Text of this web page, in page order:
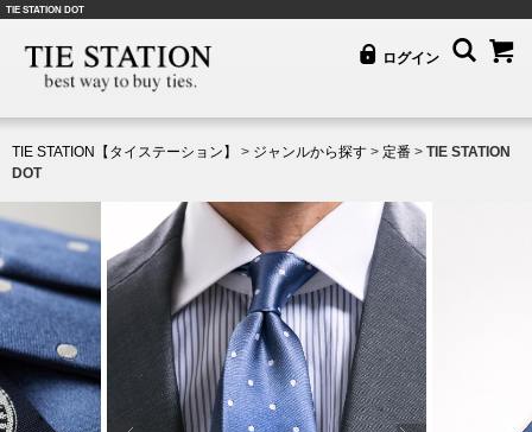
TIE STATION DOT
ログイン
TIE STATION【タイステーション】 > ジャンルから探す > 定番 > TIE STATION
DOT